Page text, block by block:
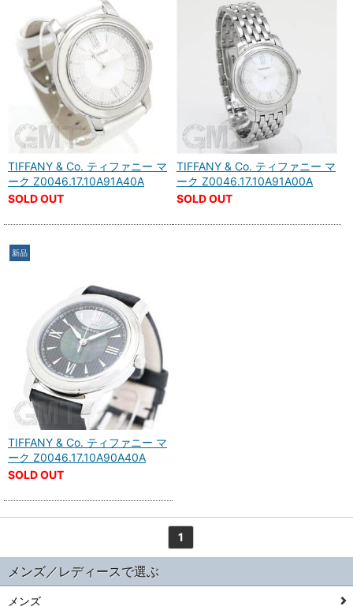
TIFFANY & Co. ティファニー マ
ーク Z0046.17.10A91A40A
SOLD OUT
TIFFANY & Co. ティファニー マ
ーク Z0046.17.10A91A00A
SOLD OUT
新品
TIFFANY & Co. ティファニー マ
ーク Z0046.17.10A90A40A
SOLD OUT
1
メンズ／レディースで選ぶ
メンズ